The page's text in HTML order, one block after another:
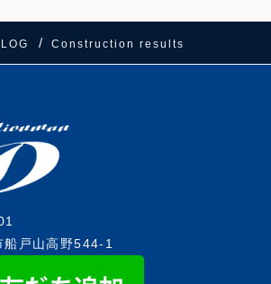
Construction results
船戸山高野544-1